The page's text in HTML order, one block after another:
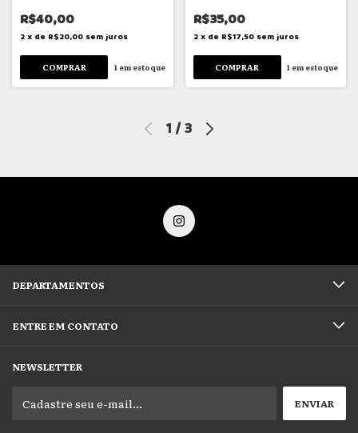
R$40,00
2 x de R$20,00 sem juros
1 em estoque
R$35,00
2 x de R$17,50 sem juros
1 em estoque
1 / 3
DEPARTAMENTOS
ENTRE EM CONTATO
NEWSLETTER